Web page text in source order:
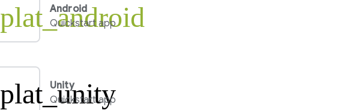
plat_android
Android
Quickstart app
plat_unity
Unity
Quickstart app